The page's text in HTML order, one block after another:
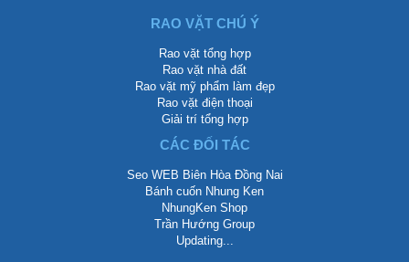
RAO VẶT CHÚ Ý
Rao vặt tổng hợp
Rao vặt nhà đất
Rao vặt mỹ phẩm làm đẹp
Rao vặt điện thoại
Giải trí tổng hợp
CÁC ĐỐI TÁC
Seo WEB Biên Hòa Đồng Nai
Bánh cuốn Nhung Ken
NhungKen Shop
Trần Hướng Group
Updating...